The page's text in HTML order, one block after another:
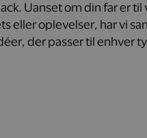
Uanset om din far er
eller oplevelser, har vi
der passer til enhver